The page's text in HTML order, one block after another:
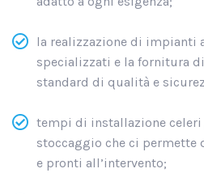
la realizzazione di impianti
specializzati e la fornitura
standard di qualità e
tempi di installazione celeri
stoccaggio che ci permette
e pronti all’intervento;